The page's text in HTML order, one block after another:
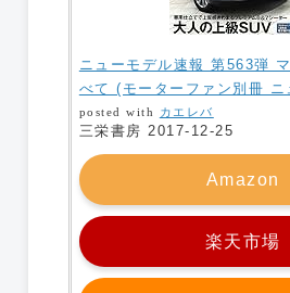
ニューモデル速報 第563弾
べて (モーターファン別冊 ニ
posted with カエレバ
三栄書房 2017-12-25
Amazon
楽天市場